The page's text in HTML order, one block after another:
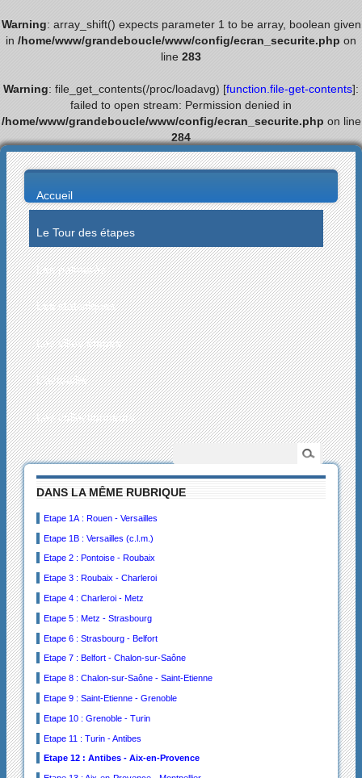
Warning: array_shift() expects parameter 1 to be array, boolean given
in /home/www/grandeboucle/www/config/ecran_securite.php on
line 283
Warning: file_get_contents(/proc/loadavg) [function.file-get-contents]:
failed to open stream: Permission denied in
/home/www/grandeboucle/www/config/ecran_securite.php on line
284
Accueil
Le Tour des étapes
Les palmarès
Les statistiques
Les villes étapes
L’actualité
Les collectionneurs
DANS LA MÊME RUBRIQUE
Etape 1A : Rouen - Versailles
Etape 1B : Versailles (c.l.m.)
Etape 2 : Pontoise - Roubaix
Etape 3 : Roubaix - Charleroi
Etape 4 : Charleroi - Metz
Etape 5 : Metz - Strasbourg
Etape 6 : Strasbourg - Belfort
Etape 7 : Belfort - Chalon-sur-Saône
Etape 8 : Chalon-sur-Saône - Saint-Etienne
Etape 9 : Saint-Etienne - Grenoble
Etape 10 : Grenoble - Turin
Etape 11 : Turin - Antibes
Etape 12 : Antibes - Aix-en-Provence